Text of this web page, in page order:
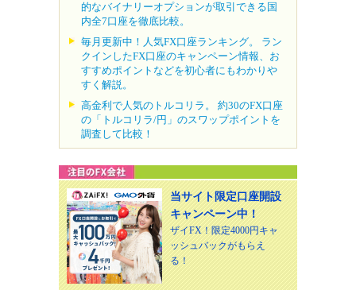
的なバイナリーオプションが取引できる国
内全7口座を徹底比較。
毎月更新中！人気FX口座ランキング。 ラン
クインしたFX口座のキャンペーン情報、お
すすめポイントなどを初心者にもわかりや
すく解説。
高金利で人気のトルコリラ。 約30のFX口座
の「トルコリラ/円」のスワップポイントを
調査して比較！
当サイト限定口座開設
キャンペーン中！
ザイFX！限定4000円キャ
ッシュバックがもらえ
る！